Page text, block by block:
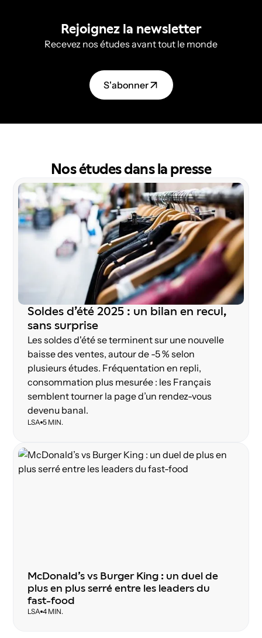
Rejoignez la newsletter
Recevez nos études avant tout le monde
S'abonner
Nos études dans la presse
Soldes d’été 2025 : un bilan en recul,
sans surprise
Les soldes d'été se terminent sur une nouvelle
baisse des ventes, autour de -5 % selon
plusieurs études. Fréquentation en repli,
consommation plus mesurée : les Français
semblent tourner la page d’un rendez-vous
devenu banal.
LSA 5 MIN.
McDonald’s vs Burger King : un duel de
plus en plus serré entre les leaders du
fast-food
LSA 4 MIN.